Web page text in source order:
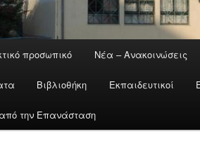
προσωπικό Νέα – Ανακοινώσεις
Βιβλιοθήκη Εκπαιδευτικοί
από την Επανάσταση